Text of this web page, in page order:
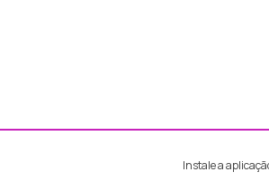
Instale a